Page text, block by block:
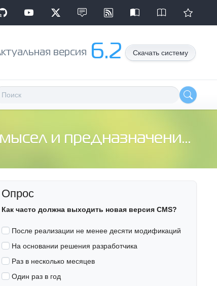
версия 6.2 Скачать систему
и предназначение системы?
Опрос
Как часто должна выходить новая версия CMS?
После реализации не менее десяти модификаций
На основании решения разработчика
Раз в несколько месяцев
Один раз в год